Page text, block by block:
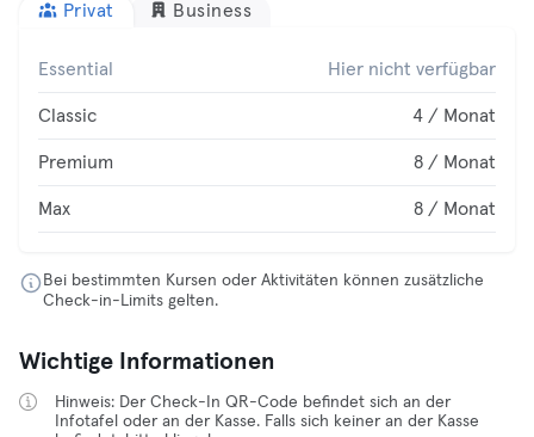
Privat Business
Essential Hier nicht verfügbar
Classic 4 / Monat
Premium 8 / Monat
Max 8 / Monat
Bei bestimmten Kursen oder Aktivitäten können zusätzliche
Check-in-Limits gelten.
Wichtige Informationen
Hinweis: Der Check-In QR-Code befindet sich an der
Infotafel oder an der Kasse. Falls sich keiner an der Kasse